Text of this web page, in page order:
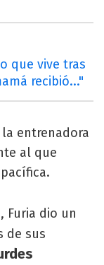
que vive tras
recibió..."
entrenadora
al que
Furia dio un
de sus